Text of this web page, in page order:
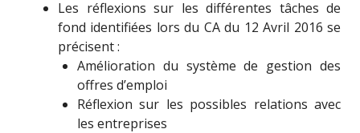
Les réflexions sur les différentes tâches de
fond identifiées lors du CA du 12 Avril 2016 se
précisent :
Amélioration du système de gestion des
offres d’emploi
Réflexion sur les possibles relations avec
les entreprises